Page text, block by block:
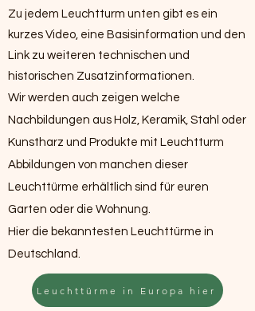
Zu jedem Leuchtturm unten gibt es ein
kurzes Video, eine Basisinformation und den
Link zu weiteren technischen und
historischen Zusatzinformationen.
Wir werden auch zeigen welche
Nachbildungen aus Holz, Keramik, Stahl oder
Kunstharz und Produkte mit Leuchtturm
Abbildungen von manchen dieser
Leuchttürme erhältlich sind für euren
Garten oder die Wohnung.
Hier die bekanntesten Leuchttürme in
Deutschland.
Leuchttürme in Europa hier